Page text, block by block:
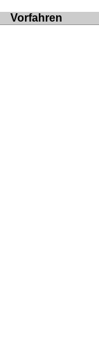
Vorfahren